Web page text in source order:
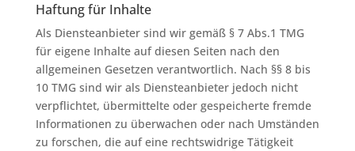
Haftung für Inhalte
Als Diensteanbieter sind wir gemäß § 7 Abs.1 TMG
für eigene Inhalte auf diesen Seiten nach den
allgemeinen Gesetzen verantwortlich. Nach §§ 8 bis
10 TMG sind wir als Diensteanbieter jedoch nicht
verpflichtet, übermittelte oder gespeicherte fremde
Informationen zu überwachen oder nach Umständen
zu forschen, die auf eine rechtswidrige Tätigkeit